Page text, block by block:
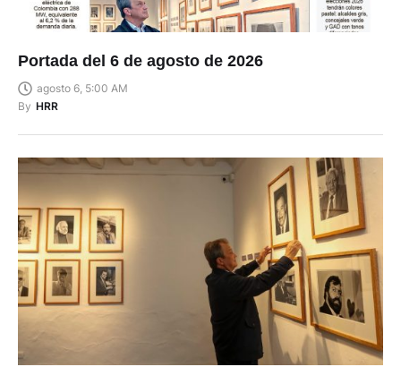
Portada del 6 de agosto de 2026
agosto 6, 5:00 AM
By HRR